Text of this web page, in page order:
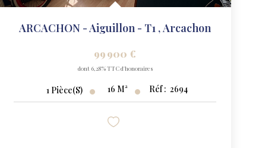
ARCACHON - Aiguillon - T1 ,Arcachon
99 900 €
dont 6,28% TTC d'honoraires
1 Pièce(s) 16 M² Réf : 2694